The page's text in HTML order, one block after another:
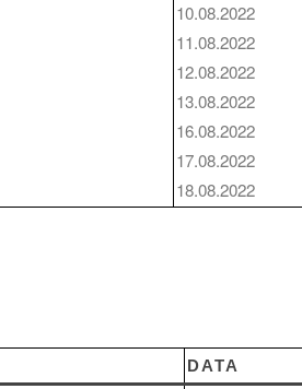
10.08.2022
11.08.2022
12.08.2022
13.08.2022
16.08.2022
17.08.2022
18.08.2022
DATA